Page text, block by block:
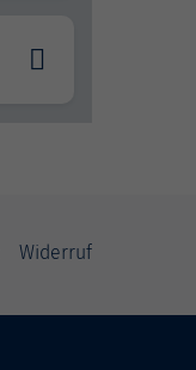
Widerruf